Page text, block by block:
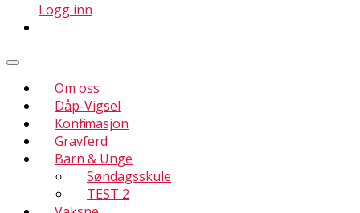
Logg inn
Om oss
Dåp-Vigsel
Konfirmasjon
Gravferd
Barn & Unge
Søndagsskule
TEST 2